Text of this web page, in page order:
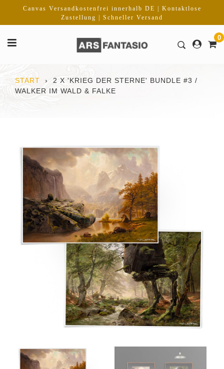
Inhalt
Canvas Versandkostenfrei innerhalb DE | Kontaktlose
Zustellung | Schneller Versand
0
START ›
2 X 'KRIEG DER STERNE' BUNDLE #3 /
WALKER IM WALD & FALKE